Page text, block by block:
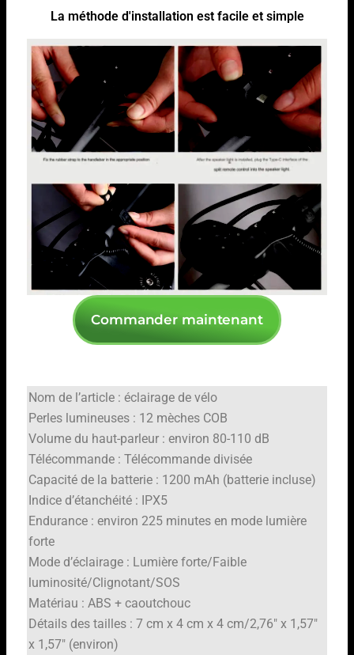
La méthode d'installation est facile et simple
Commander maintenant
Nom de l’article : éclairage de vélo
Perles lumineuses : 12 mèches COB
Volume du haut-parleur : environ 80-110 dB
Télécommande : Télécommande divisée
Capacité de la batterie : 1200 mAh (batterie incluse)
Indice d’étanchéité : IPX5
Endurance : environ 225 minutes en mode lumière
forte
Mode d’éclairage : Lumière forte/Faible
luminosité/Clignotant/SOS
Matériau : ABS + caoutchouc
Détails des tailles : 7 cm x 4 cm x 4 cm/2,76″ x 1,57″
x 1,57″ (environ)